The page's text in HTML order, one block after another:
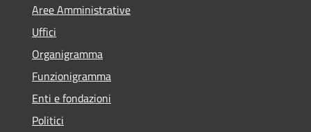
Aree Amministrative
Uffici
Organigramma
Funzionigramma
Enti e fondazioni
Politici